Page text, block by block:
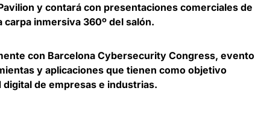
y contará con presentaciones comerciales de
inmersiva 360º del salón.
con Barcelona Cybersecurity Congress, evento
y aplicaciones que tienen como objetivo
de empresas e industrias.